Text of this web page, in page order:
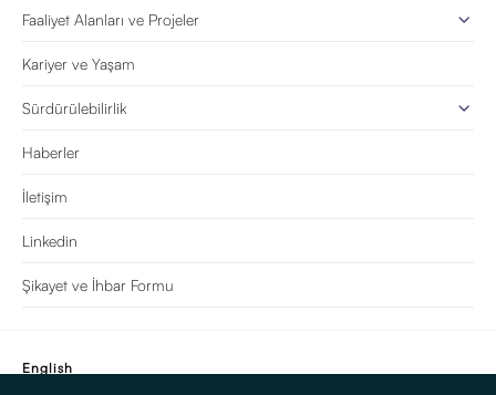
Faaliyet Alanları ve Projeler
Kariyer ve Yaşam
Sürdürülebilirlik
Haberler
İletişim
Linkedin
Şikayet ve İhbar Formu
English